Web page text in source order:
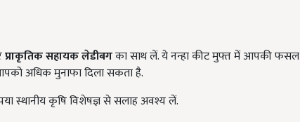
प्राकृतिक सहायक लेडीबगका साथ लें. ये नन्हा कीट मुफ्त में आपकी फसल
अधिक मुनाफा दिला सकता है.
स्थानीय कृषि विशेषज्ञ से सलाह अवश्य लें.